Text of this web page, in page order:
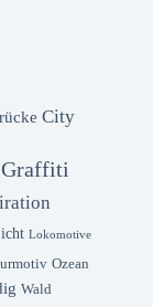
City
Graffiti
Lokomotive
Ozean
Wald